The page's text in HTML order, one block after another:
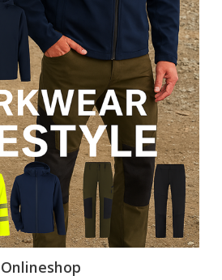
Onlineshop